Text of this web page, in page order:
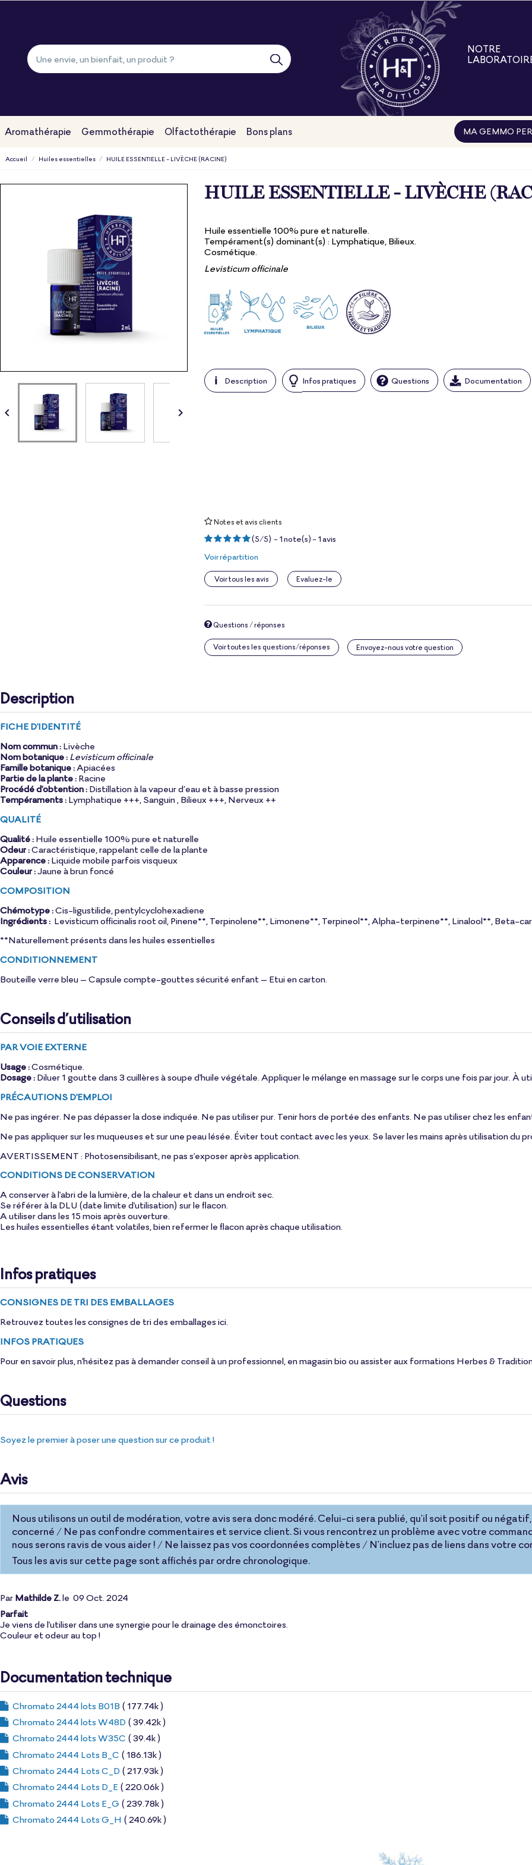
NOTRE
Nos
Aromathérapie Gemmothérapie Olfactothérapie Bons plans MA GEMMO
Accueil Huiles essentielles HUILE ESSENTIELLE - LIVÈCHE (RACINE)
 
HUILE ESSENTIELLE - LIVÈCHE
Huile essentielle 100% pure et naturelle.
Tempérament(s) dominant(s) : Lymphatique, Bilieux.
Cosmétique.
Levisticum officinale
Description Infos pratiques Questions Documentation
Notes et avis clients
(5/5) - 1note(s) - 1avis
Voir répartition
Voir tous les avis Evaluez-le
Questions / réponses
Voir toutes les questions/réponses Envoyez-nous votre question
Description
FICHE D'IDENTITÉ
Nom commun : Livèche
Nom botanique : Levisticum officinale
Famille botanique :Apiacées
Partie de la plante : Racine
Procédé d'obtention : Distillation à la vapeur d’eau et à basse pression
Tempéraments : Lymphatique +++, Sanguin , Bilieux +++, Nerveux ++
QUALITÉ
Qualité : Huile essentielle 100% pure et naturelle
Odeur :Caractéristique, rappelant celle de la plante
Apparence : Liquide mobile parfois visqueux
Couleur :Jaune à brun foncé
COMPOSITION
Chémotype :Cis-ligustilide, pentylcyclohexadiene
Ingrédients : Levisticum officinalis root oil, Pinene**, Terpinolene**, Limonene**, Terpineol**, Alpha-terpinene**, Linalool**, Beta-
**Naturellement présents dans les huiles essentielles
CONDITIONNEMENT
Bouteille verre bleu – Capsule compte-gouttes sécurité enfant – Etui en carton.
Conseils d’utilisation
PAR VOIE EXTERNE
Usage :Cosmétique.
Dosage : Diluer 1 goutte dans 3 cuillères à soupe d'huile végétale. Appliquer le mélange en massage sur le corps une fois par jour. À
PRÉCAUTIONS D'EMPLOI
Ne pas ingérer. Ne pas dépasser la dose indiquée. Ne pas utiliser pur. Tenir hors de portée des enfants. Ne pas utiliser chez les
Ne pas appliquer sur les muqueuses et sur une peau lésée. Éviter tout contact avec les yeux. Se laver les mains après utilisation du
AVERTISSEMENT : Photosensibilisant, ne pas s'exposer après application.
CONDITIONS DE CONSERVATION
A conserver à l'abri de la lumière, de la chaleur et dans un endroit sec.
Se référer à la DLU (date limite d'utilisation) sur le flacon.
A utiliser dans les 15 mois après ouverture.
Les huiles essentielles étant volatiles, bien refermer le flacon après chaque utilisation.
Infos pratiques
CONSIGNES DE TRI DES EMBALLAGES
Retrouvez toutes les consignes de tri des emballages ici.
INFOS PRATIQUES
Pour en savoir plus, n'hésitez pas à demander conseil à un professionnel, en magasin bio ou assister aux formations Herbes &
Questions
Soyez le premier à poser une question sur ce produit !
Avis
Nous utilisons un outil de modération, votre avis sera donc modéré. Celui-ci sera publié, qu'il soit positif ou
concerné / Ne pas confondre commentaires et service client. Si vous rencontrez un problème avec votre
nous serons ravis de vous aider ! / Ne laissez pas vos coordonnées complètes / N'incluez pas de liens dans votre
Tous les avis sur cette page sont affichés par ordre chronologique.
Par Mathilde Z.le 09 Oct. 2024
Parfait
Je viens de l'utiliser dans une synergie pour le drainage des émonctoires.
Couleur et odeur au top !
Documentation technique
Chromato 2444 lots B01B ( 177.74k )
Chromato 2444 lots W48D ( 39.42k )
Chromato 2444 lots W35C ( 39.4k )
Chromato 2444 Lots B_C ( 186.13k )
Chromato 2444 Lots C_D ( 217.93k )
Chromato 2444 Lots D_E ( 220.06k )
Chromato 2444 Lots E_G ( 239.78k )
Chromato 2444 Lots G_H ( 240.69k )